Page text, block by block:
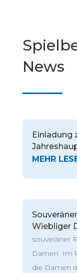
News
Einladung
Wiebliger
souveräner
Damen Im
die Damen